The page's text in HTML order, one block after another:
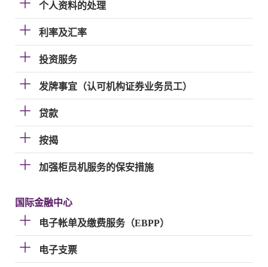
个人资料的处理
利率及汇率
投资服务
发牌事宜（认可机构证券业务员工）
贷款
按揭
加强柜员机服务的保安措施
国际金融中心
电子帐单及缴费服务（EBPP）
电子支票